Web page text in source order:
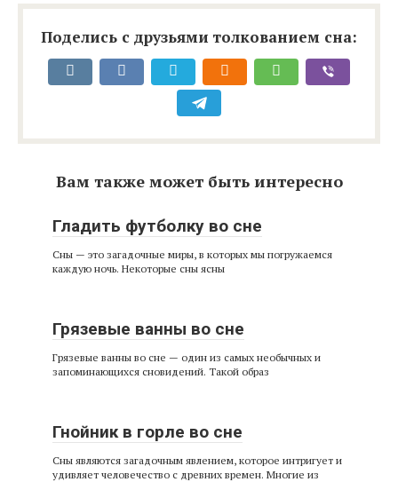
Поделись с друзьями толкованием сна:
Вам также может быть интересно
Гладить футболку во сне
Сны — это загадочные миры, в которых мы погружаемся
каждую ночь. Некоторые сны ясны
Грязевые ванны во сне
Грязевые ванны во сне — один из самых необычных и
запоминающихся сновидений. Такой образ
Гнойник в горле во сне
Сны являются загадочным явлением, которое интригует и
удивляет человечество с древних времен. Многие из